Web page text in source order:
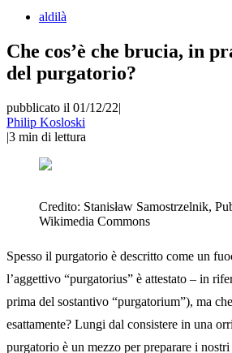
aldilà
Che cos’è che brucia, in
del purgatorio?
pubblicato il 01/12/22|
Philip Kosloski
|3 min di lettura
Credito: Stanisław Samostrzelnik,
Wikimedia Commons
Spesso il purgatorio è descritto come un
l’aggettivo “purgatorius” è attestato – in
prima del sostantivo “purgatorium”), ma
esattamente? Lungi dal consistere in una
purgatorio è un mezzo per preparare i